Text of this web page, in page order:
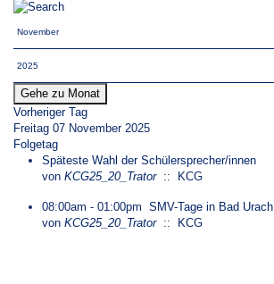
Gehe zu Monat
Vorheriger Tag
Freitag 07 November 2025
Folgetag
Späteste Wahl der Schülersprecher/innen
von KCG25_20_Trator:: KCG
08:00am - 01:00pm SMV-Tage in Bad Urach
von KCG25_20_Trator:: KCG